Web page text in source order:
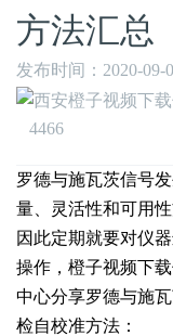
方法汇总
发布时间：
4466
罗德与施瓦茨信号
量、灵活性和可用性
因此定期就要对仪
操作，橙子视频下
中心分享罗德与施
检自校准方法：